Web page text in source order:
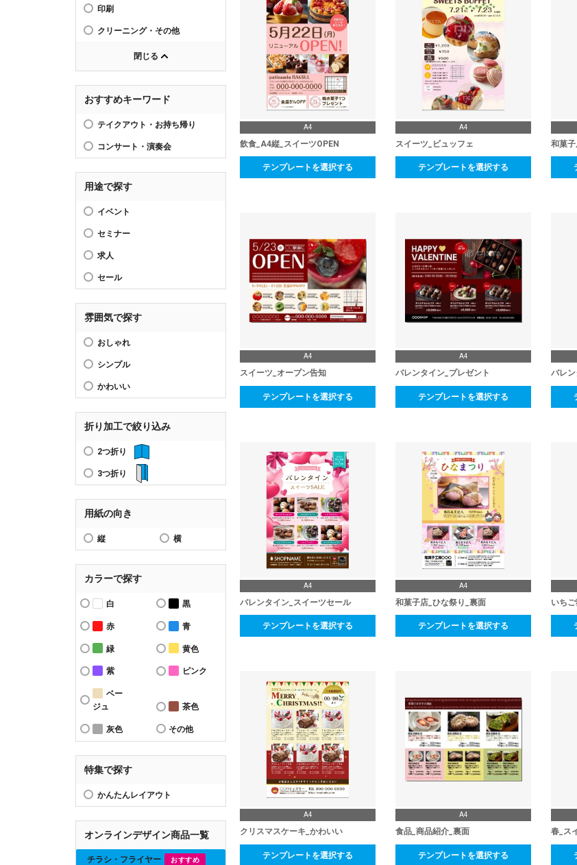
印刷
クリーニング・その他
閉じる
おすすめキーワード
テイクアウト・お持ち帰り
コンサート・演奏会
用途で探す
イベント
セミナー
求人
セール
雰囲気で探す
おしゃれ
シンプル
かわいい
折り加工で絞り込み
2つ折り
3つ折り
用紙の向き
縦 横
カラーで探す
白 黒
赤 青
緑 黄色
紫 ピンク
ベー
ジュ
茶色
灰色 その他
特集で探す
かんたんレイアウト
オンラインデザイン商品一覧
チラシ・フライヤー おすすめ
A4
飲食_A4縦_スイーツOPEN
テンプレートを選択する
A4
スイーツ_ビュッフェ
テンプレートを選択する
和菓
A4
スイーツ_オープン告知
テンプレートを選択する
A4
バレンタイン_プレゼント
テンプレートを選択する
バレ
A4
バレンタイン_スイーツセール
テンプレートを選択する
A4
和菓子店_ひな祭り_裏面
テンプレートを選択する
いち
A4
クリスマスケーキ_かわいい
テンプレートを選択する
A4
食品_商品紹介_裏面
テンプレートを選択する
春_ス